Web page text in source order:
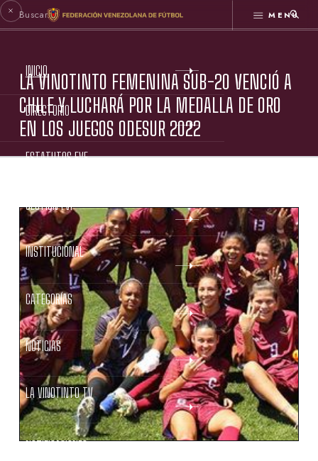
MENÚ
INICIO
DIRECTORIO
ESTATUTOS FVF
GESTIÓN FVF
INSTITUCIONAL
CATEGORÍAS
NOTICIAS
LA VINOTINTO TV
NOTIFICACIONES
LA VINOTINTO FEMENINA SUB-20 VENCIÓ A
CHILE Y LUCHARÁ POR LA MEDALLA DE ORO
EN LOS JUEGOS ODESUR 2022